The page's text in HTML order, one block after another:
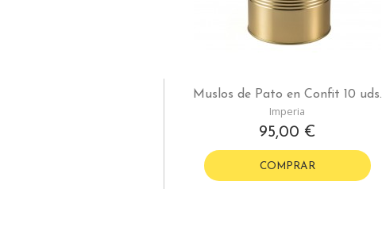
Muslos de Pato en Confit 10 uds.
Imperia
95,00 €
COMPRAR